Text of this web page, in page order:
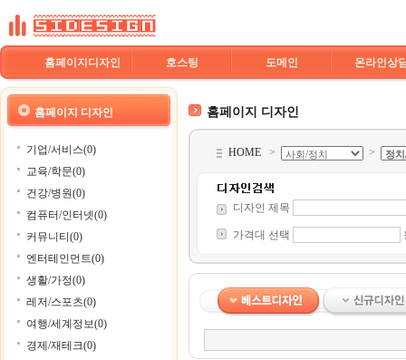
홈페이지디자인 호스팅 도메인 온라인상
홈페이지 디자인
기업/서비스(0)
교육/학문(0)
건강/병원(0)
컴퓨터/인터넷(0)
커뮤니티(0)
엔터테인먼트(0)
생활/가정(0)
레저/스포츠(0)
여행/세계정보(0)
경제/재테크(0)
홈페이지 디자인
HOME > >
디자인 제목
가격대 선택